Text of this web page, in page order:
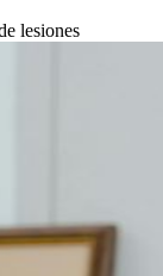
lesiones